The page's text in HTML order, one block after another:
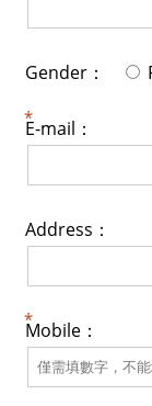
Gender：
E-mail：
Address：
Mobile：